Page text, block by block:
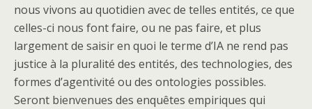
nous vivons au quotidien avec de telles entités, ce que
celles-ci nous font faire, ou ne pas faire, et plus
largement de saisir en quoi le terme d’IA ne rend pas
justice à la pluralité des entités, des technologies, des
formes d’agentivité ou des ontologies possibles.
Seront bienvenues des enquêtes empiriques qui